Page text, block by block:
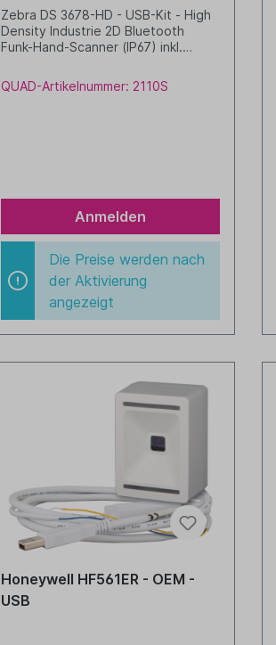
Zebra DS 3678-HD - USB-Kit - High
Density Industrie 2D Bluetooth
Funk-Hand-Scanner (IP67) inkl.
C100F3WW) inkl. USB-Kabel (CBA-
U42-S07PAR) (213cm, gerade) inkl.
QUAD-Artikelnummer: 2110S
Anmelden
Die Preise werden nach
der Aktivierung
angezeigt
Honeywell HF561ER - OEM -
USB